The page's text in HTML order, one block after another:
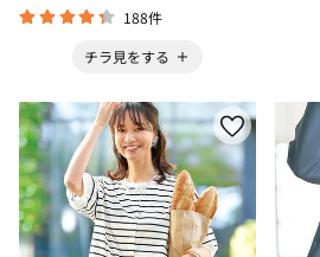
188件
チラ見をする